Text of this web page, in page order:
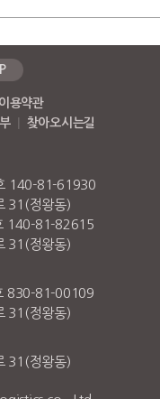
이용약관
찾아오시는길
140-81-61930
31(정왕동)
140-81-82615
31(정왕동)
830-81-00109
31(정왕동)
31(정왕동)